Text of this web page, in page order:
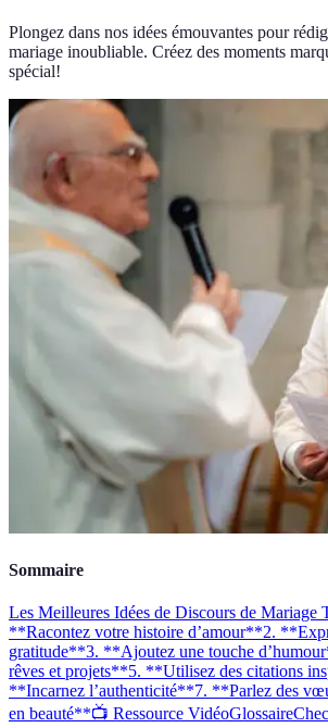
Plongez dans nos idées émouvantes pour
mariage inoubliable. Créez des moments
spécial!
Sommaire
Les Meilleures Idées de Discours de Mariage
**Racontez votre histoire d’amour**2.
gratitude**3. **Ajoutez une touche
rêves et projets**5. **Utilisez des citations
**Incarnez l’authenticité**7. **Parlez des
en beauté**📺 Ressource VidéoGlossaire